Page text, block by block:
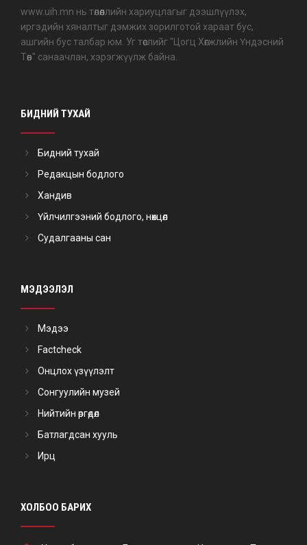
www.uih.mn нь төлөөллийн хариуцлагыг дээшлүүлэх,
иргэдийн хяналтыг дэмжих зорилготой хараат бус,
ашгийн бус талбар юм. Уг төслийг "Цогц Хөгжлийн Үндэсний
Төв" санаачлан, хэрэгжүүлж байна.
БИДНИЙ ТУХАЙ
Бидний тухай
Редакцын бодлого
Хандив
Үйлчилгээний бодлого, нөхцөл
Судалгааны сан
МЭДЭЭЛЭЛ
Мэдээ
Factcheck
Онцлох үзүүлэлт
Сонгуулийн музей
Нийтийн өргөдөл
Батлагдсан хууль
Ирц
ХОЛБОО БАРИХ